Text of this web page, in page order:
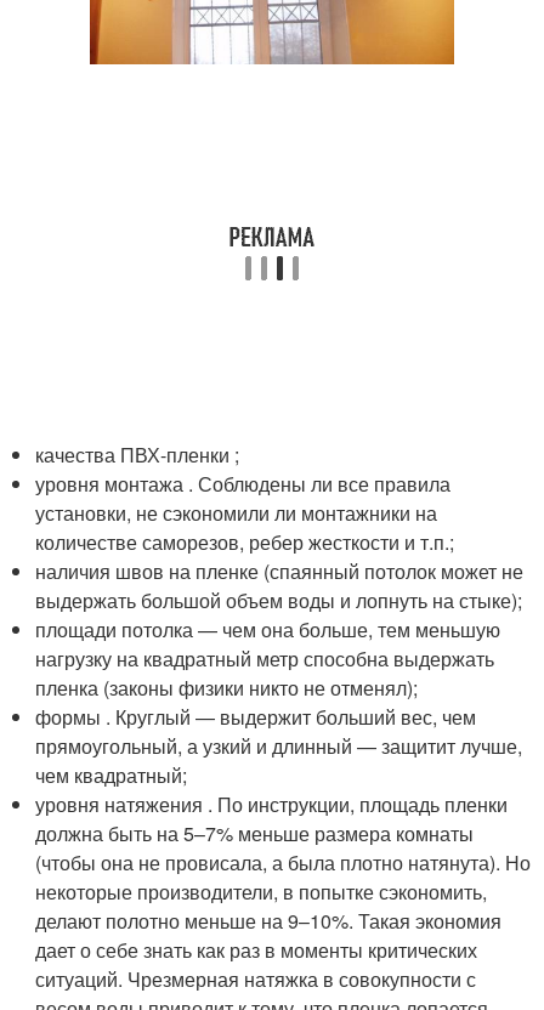
качества ПВХ-пленки ;
уровня монтажа . Соблюдены ли все правила
установки, не сэкономили ли монтажники на
количестве саморезов, ребер жесткости и т.п.;
наличия швов на пленке (спаянный потолок может не
выдержать большой объем воды и лопнуть на стыке);
площади потолка — чем она больше, тем меньшую
нагрузку на квадратный метр способна выдержать
пленка (законы физики никто не отменял);
формы . Круглый — выдержит больший вес, чем
прямоугольный, а узкий и длинный — защитит лучше,
чем квадратный;
уровня натяжения . По инструкции, площадь пленки
должна быть на 5–7% меньше размера комнаты
(чтобы она не провисала, а была плотно натянута). Но
некоторые производители, в попытке сэкономить,
делают полотно меньше на 9–10%. Такая экономия
дает о себе знать как раз в моменты критических
ситуаций. Чрезмерная натяжка в совокупности с